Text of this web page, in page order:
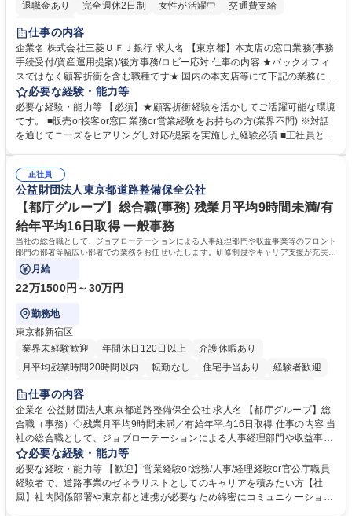
退職金あり
完全週休2日制 女性が活躍中
交通費支給
土日祝休み
仕事の内容
企業名 株式会社三菱ＵＦＪ銀行 求人名 【東京都】本支店の窓口業務(事務
手続受付/資産運用提案)/後方事務/ロビー応対 仕事の内容 ★バックオフィ
スではなく顧客折衝を含む職種です★ 国内の本支店等にて下記の業務に従
事していただきます。 ■窓口/後方/ロビーにて事務手続等の受付・オペレ
ーション、お客様対応 ■窓口にて、ご来店された個人のお客様に対して金
融商品のご提案 ■効率的な事務運用の検討・構築等 ≪業務紹介：ご応募前
に必ずご覧ください≫ ※記事 https://www.mysite.bk.mufg.jp/career/circle/
必要な経験・能力等
必要な経験・能力等 【必須】★顧客折衝経験を活かしてご活躍可能な環境
です。 ■販売or接客or窓口業務or営業経験をお持ちの方(業界不問) ※対話
を通じてニーズをヒアリングし対応/提案を実施した経験必須 ■正社員とし
るので安心して入行いただけます。 幅広いキャリアの選択肢があり、公募
や社内副業等を活用し、 一人ひとりが挑戦できるカルチャーが浸透してい
ます。 学歴・資格 学歴：大学院 大学 高専 短大 専修学校 高校 語学力：
資格：
正社員
公益財団法人東京都道路整備保全公社
【都庁グループ】総合職(事務) 残業月平均9時間未満/有
給年平均16日取得 一般事務
当社の総合職として、ジョブローテーションによる人事経理部門や収益事業等のフロント
部門の部署等幅広い部署での業務をお任せいたします。研修制度やキャリア支援が充実し
ております！ ※下記業務詳細
月給
22万1500円～30万円
勤務地
東京都新宿区
業界未経験歓迎
年間休日120日以上
介護休暇あり
月平均残業時間20時間以内
転勤なし 住宅手当あり
経験者歓迎
研修あり
退職金あり
駅近5分以内
資格取得手当あり 食事補助あり
仕事の内容
企業名 公益財団法人東京都道路整備保全公社 求人名 【都庁グループ】総
合職（事務）◇残業月平均9時間未満／有給年平均16日取得 仕事の内容 当
社の総合職として、ジョブローテーションによる人事経理部門や収益事業
等のフロント部門の部署等幅広い部署での業務をお任せいたします。研修
制度やキャリア支援が充実しております！ ※下記業務詳細 【業務詳細】■
管理部門：広報、人事、経理など当公社の運営に係る管理業務 ■収益部
門：駐車場の新規開拓、管理運営、新宿駅西口広場の「イベントコーナ
必要な経験・能力等
必要な経験・能力等 【歓迎】営業経験or総務/人事/経理経験or官公庁職員
経験者で、道路事業のゼネラリストとしてのキャリアを積みたい方【社
風】社内関係部署や東京都と連携が必要なため綿密にコミュニケーション